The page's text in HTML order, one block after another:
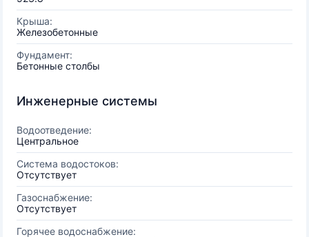
Крыша:
Железобетонные
Фундамент:
Бетонные столбы
Инженерные системы
Водоотведение:
Центральное
Система водостоков:
Отсутствует
Газоснабжение:
Отсутствует
Горячее водоснабжение: